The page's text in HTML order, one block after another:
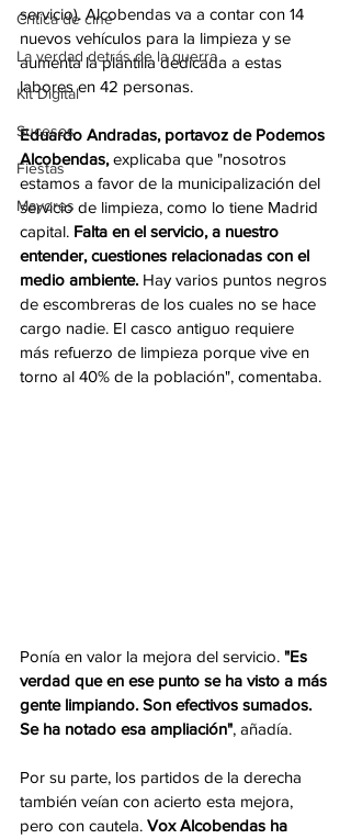
Crítica de cine
La verdad detrás de la guerra
Kit Digital
Sucesos
Fiestas
Mayores
servicio). Alcobendas va a contar con 14
nuevos vehículos para la limpieza y se
aumenta la plantilla dedicada a estas
labores en 42 personas.
Eduardo Andradas, portavoz de Podemos
Alcobendas, explicaba que "nosotros
estamos a favor de la municipalización del
servicio de limpieza, como lo tiene Madrid
capital. Falta en el servicio, a nuestro
entender, cuestiones relacionadas con el
medio ambiente. Hay varios puntos negros
de escombreras de los cuales no se hace
cargo nadie. El casco antiguo requiere
más refuerzo de limpieza porque vive en
torno al 40% de la población", comentaba.
Ponía en valor la mejora del servicio. "Es
verdad que en ese punto se ha visto a más
gente limpiando. Son efectivos sumados.
Se ha notado esa ampliación", añadía.
Por su parte, los partidos de la derecha
también veían con acierto esta mejora,
pero con cautela. Vox Alcobendas ha